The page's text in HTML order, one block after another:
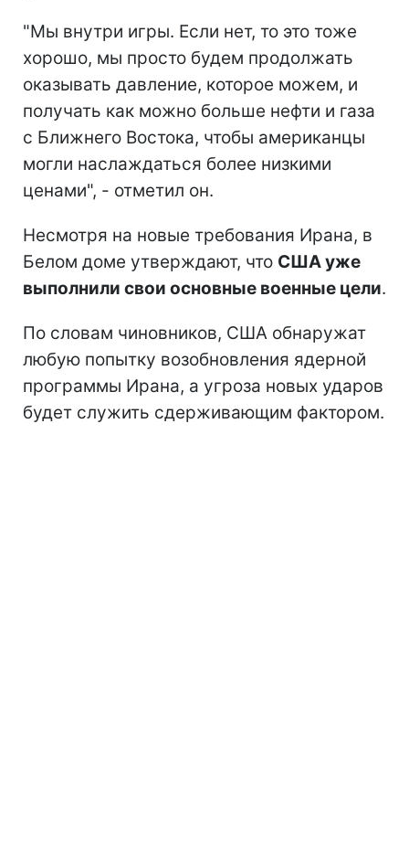
"Мы внутри игры. Если нет, то это тоже
хорошо, мы просто будем продолжать
оказывать давление, которое можем, и
получать как можно больше нефти и газа
с Ближнего Востока, чтобы американцы
могли наслаждаться более низкими
ценами", - отметил он.
Несмотря на новые требования Ирана, в
Белом доме утверждают, что США уже
выполнили свои основные военные цели.
По словам чиновников, США обнаружат
любую попытку возобновления ядерной
программы Ирана, а угроза новых ударов
будет служить сдерживающим фактором.